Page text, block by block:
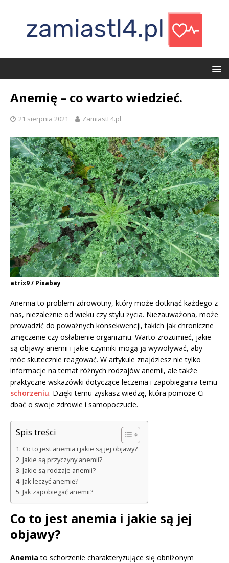
Anemię – co warto wiedzieć.
21 sierpnia 2021 ZamiastL4.pl
atrix9 / Pixabay
Anemia to problem zdrowotny, który może dotknąć każdego z
nas, niezależnie od wieku czy stylu życia. Niezauważona, może
prowadzić do poważnych konsekwencji, takich jak chroniczne
zmęczenie czy osłabienie organizmu. Warto zrozumieć, jakie
są objawy anemii i jakie czynniki mogą ją wywoływać, aby
móc skutecznie reagować. W artykule znajdziesz nie tylko
informacje na temat różnych rodzajów anemii, ale także
praktyczne wskazówki dotyczące leczenia i zapobiegania temu
schorzeniu. Dzięki temu zyskasz wiedzę, która pomoże Ci
dbać o swoje zdrowie i samopoczucie.
Spis treści
Co to jest anemia i jakie są jej objawy?
Jakie są przyczyny anemii?
Jakie są rodzaje anemii?
Jak leczyć anemię?
Jak zapobiegać anemii?
Co to jest anemia i jakie są jej
objawy?
Anemia to schorzenie charakteryzujące się obniżonym